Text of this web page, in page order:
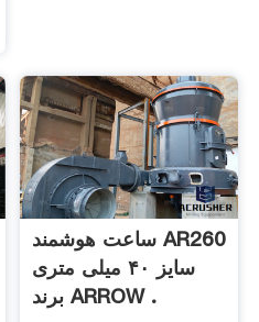
ساعت هوشمند AR260
سایز ۴۰ میلی متری
برند ARROW .